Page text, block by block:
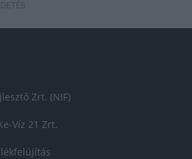
Zrt. (NIF)
Víz 21 Zrt.